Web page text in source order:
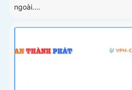
ngoài....